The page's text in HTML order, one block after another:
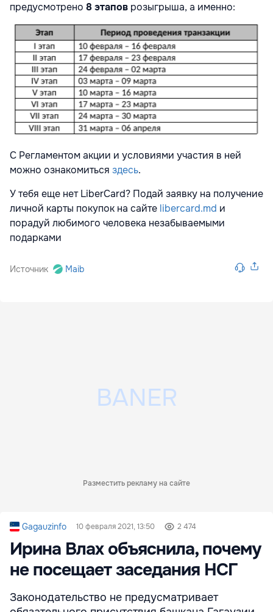
предусмотрено 8 этапов розыгрыша, а именно:
С Регламентом акции и условиями участия в ней
можно ознакомиться здесь.
У тебя еще нетLiberCard? Подай заявку на получение
личной карты покупок на сайте libercard.md и
порадуй любимого человека незабываемыми
подарками
Источник Maib
Разместить рекламу на сайте
Gagauzinfo 10 февраля 2021, 13:50 2 474
Ирина Влах объяснила, почему
не посещает заседания НСГ
Законодательство не предусматривает